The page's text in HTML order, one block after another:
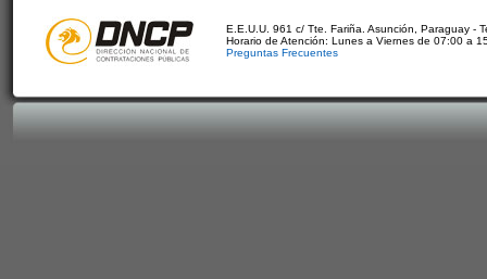
E.E.U.U. 961 c/ Tte. Fariña. Asunción, Paraguay -
Horario de Atención: Lunes a Viernes de 07:00 a
Preguntas Frecuentes